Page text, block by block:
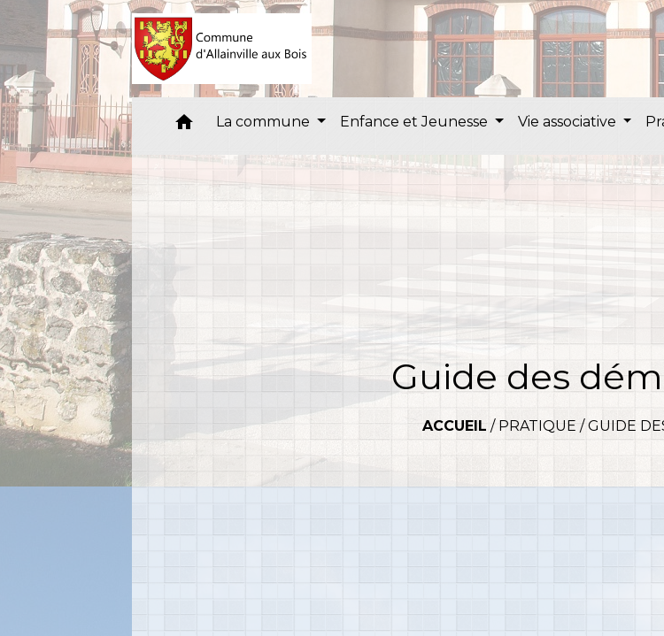
home La commune Enfance et Jeunesse Vie associative
Guide des
ACCUEIL / PRATIQUE /GUIDE